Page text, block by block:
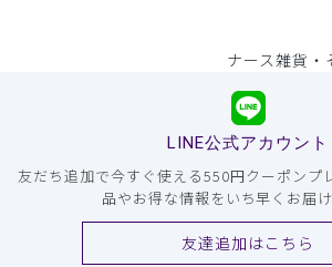
ナース雑貨・
LINE公式アカウント
友だち追加で今すぐ使える550円クーポンプ
品やお得な情報をいち早くお届け
友達追加はこちら